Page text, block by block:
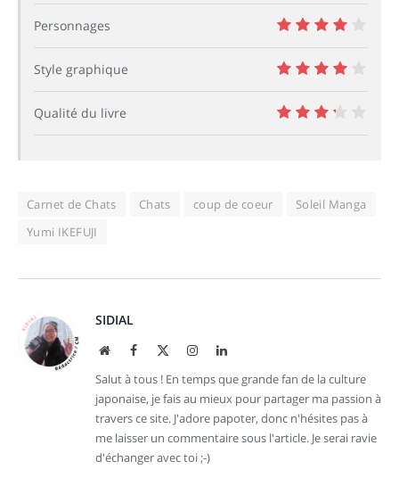
8
Personnages
8
Style graphique
8
Qualité du livre
6.5
Carnet de Chats Chats coup de coeur
Soleil Manga
Yumi IKEFUJI
SIDIAL
Site
Facebook InstagramLinkedIn
Salut à tous ! En temps que grande fan de la culture
japonaise, je fais au mieux pour partager ma passion à
travers ce site. J'adore papoter, donc n'hésites pas à
me laisser un commentaire sous l'article. Je serai ravie
d'échanger avec toi ;-)